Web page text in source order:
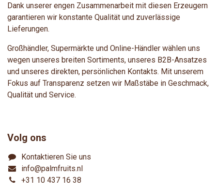
Dank unserer engen Zusammenarbeit mit diesen Erzeugern
garantieren wir konstante Qualität und zuverlässige
Lieferungen.
Großhändler, Supermärkte und Online-Händler wählen uns
wegen unseres breiten Sortiments, unseres B2B-Ansatzes
und unseres direkten, persönlichen Kontakts. Mit unserem
Fokus auf Transparenz setzen wir Maßstäbe in Geschmack,
Qualität und Service.
Volg ons
Kontaktieren Sie uns
info@palmfruits.nl
+31 10 437 16 38